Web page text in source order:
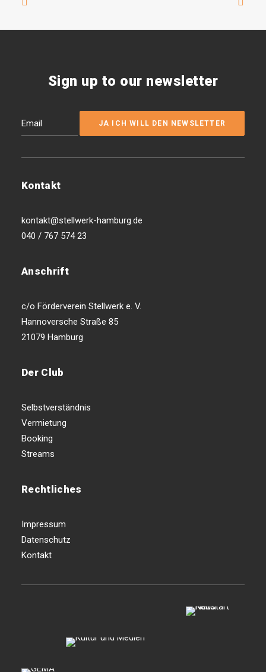
Sign up to our newsletter
Kontakt
kontakt@stellwerk-hamburg.de
040 / 767 574 23
Anschrift
c/o Förderverein Stellwerk e. V.
Hannoversche Straße 85
21079 Hamburg
Der Club
Selbstverständnis
Vermietung
Booking
Streams
Rechtliches
Impressum
Datenschutz
Kontakt